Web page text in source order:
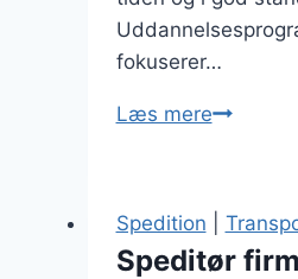
fokuserer…
Læs mereSpeditør
Spedition
Speditør